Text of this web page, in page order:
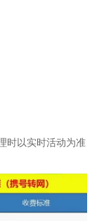
时以实时活动为准